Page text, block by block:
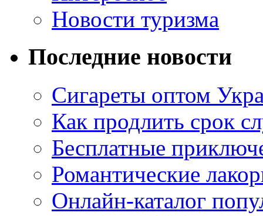
Новости туризма
Последние новости
Сигареты оптом
Как продлить срок
Бесплатные
Романтические
Онлайн-каталог